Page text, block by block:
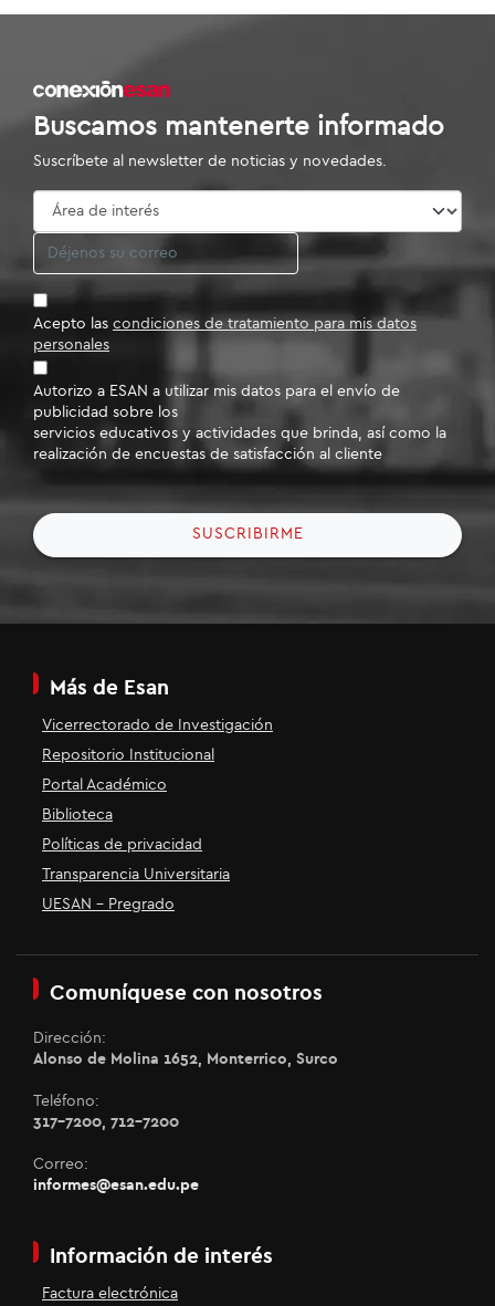
Buscamos mantenerte informado
Suscríbete al newsletter de noticias y novedades.
Acepto las condiciones de tratamiento para mis datos
personales
Autorizo a ESAN a utilizar mis datos para el envío de
publicidad sobre los
servicios educativos y actividades que brinda, así como la
realización de encuestas de satisfacción al cliente
SUSCRIBIRME
Más de Esan
Vicerrectorado de Investigación
Repositorio Institucional
Portal Académico
Biblioteca
Políticas de privacidad
Transparencia Universitaria
UESAN - Pregrado
Comuníquese con nosotros
Dirección:
Alonso de Molina 1652, Monterrico, Surco
Teléfono:
317-7200, 712-7200
Correo:
informes@esan.edu.pe
Información de interés
Factura electrónica